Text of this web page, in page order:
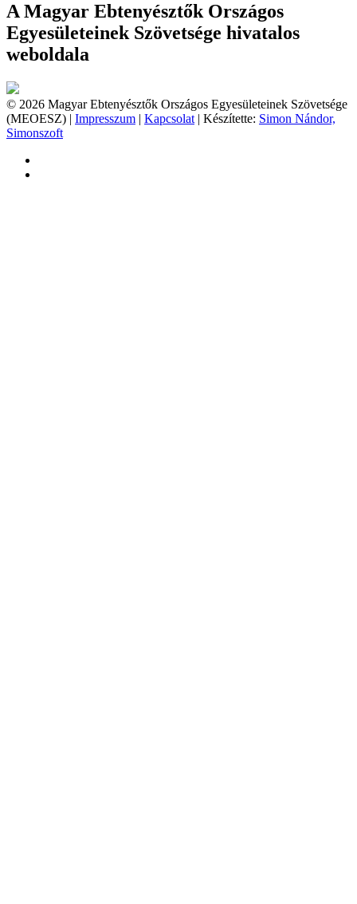
A Magyar Ebtenyésztők Országos
Egyesületeinek Szövetsége hivatalos
weboldala
© 2026 Magyar Ebtenyésztők Országos Egyesületeinek Szövetsége
(MEOESZ) | Impresszum | Kapcsolat | Készítette: Simon Nándor,
Simonszoft